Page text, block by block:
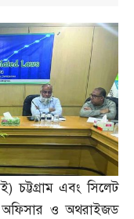
)চট্টগ্রাম এবং সিলেট
অফিসার ও অথরাইজড